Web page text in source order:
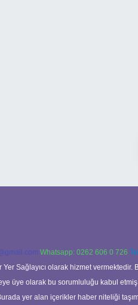
Whatsapp: 0262 606 0 726
Sağlayıcı olarak hizmet
üye olarak bu sorumluluğu kabul
yer alan içerikler haber niteliği